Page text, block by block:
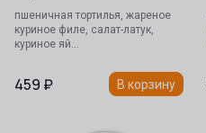
пшеничная тортилья, жареное
куриное филе, салат-латук,
куриное яй…
459 ₽ В корзину